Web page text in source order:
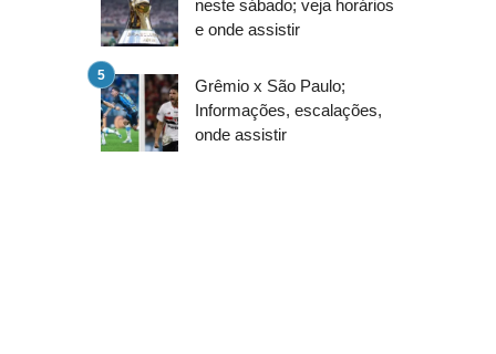
neste sábado; veja horários
e onde assistir
Grêmio x São Paulo;
Informações, escalações,
onde assistir